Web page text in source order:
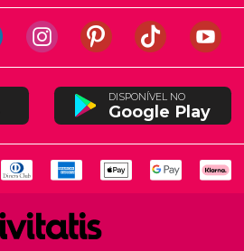
DISPONÍVEL NO
Google Play